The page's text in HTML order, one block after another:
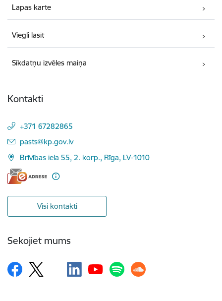
Lapas karte
Viegli lasīt
Sīkdatņu izvēles maiņa
Kontakti
+371 67282865
E-pasts:
pasts@kp.gov.lv
Brīvības iela 55, 2. korp., Rīga, LV-1010
Visi kontakti
Sekojiet mums